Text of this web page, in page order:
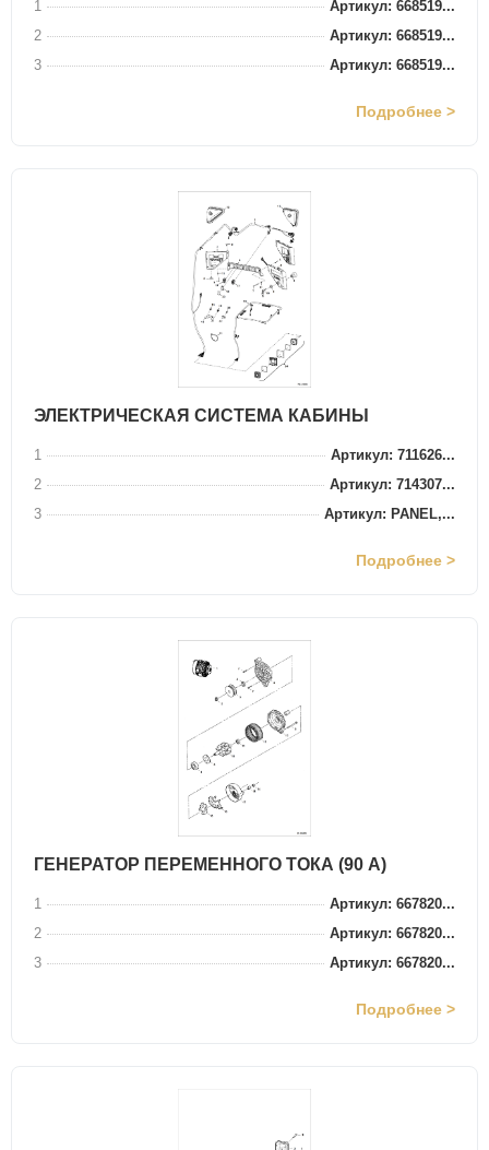
1
Артикул: 668519...
2
Артикул: 668519...
3
Артикул: 668519...
Подробнее >
ЭЛЕКТРИЧЕСКАЯ СИСТЕМА КАБИНЫ
1
Артикул: 711626...
2
Артикул: 714307...
3
Артикул: PANEL,...
Подробнее >
ГЕНЕРАТОР ПЕРЕМЕННОГО ТОКА (90 А)
1
Артикул: 667820...
2
Артикул: 667820...
3
Артикул: 667820...
Подробнее >